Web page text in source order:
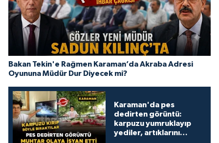
Bakan Tekin'e Rağmen Karaman’da Akraba Adresi
Oyununa Müdür Dur Diyecek mi?
Karaman'da pes
dedirten görüntü:
karpuzu yumruklayıp
yediler, artıklarını